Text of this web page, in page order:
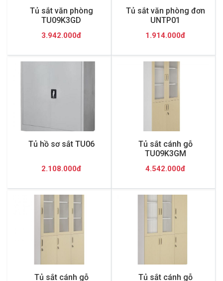
Tủ sắt văn phòng
TU09K3GD
3.942.000đ
Tủ sắt văn phòng đơn
UNTP01
1.914.000đ
Tủ hồ sơ sắt TU06
2.108.000đ
Tủ sắt cánh gỗ
TU09K3GM
4.542.000đ
Tủ sắt cánh gỗ Tủ sắt cánh gỗ